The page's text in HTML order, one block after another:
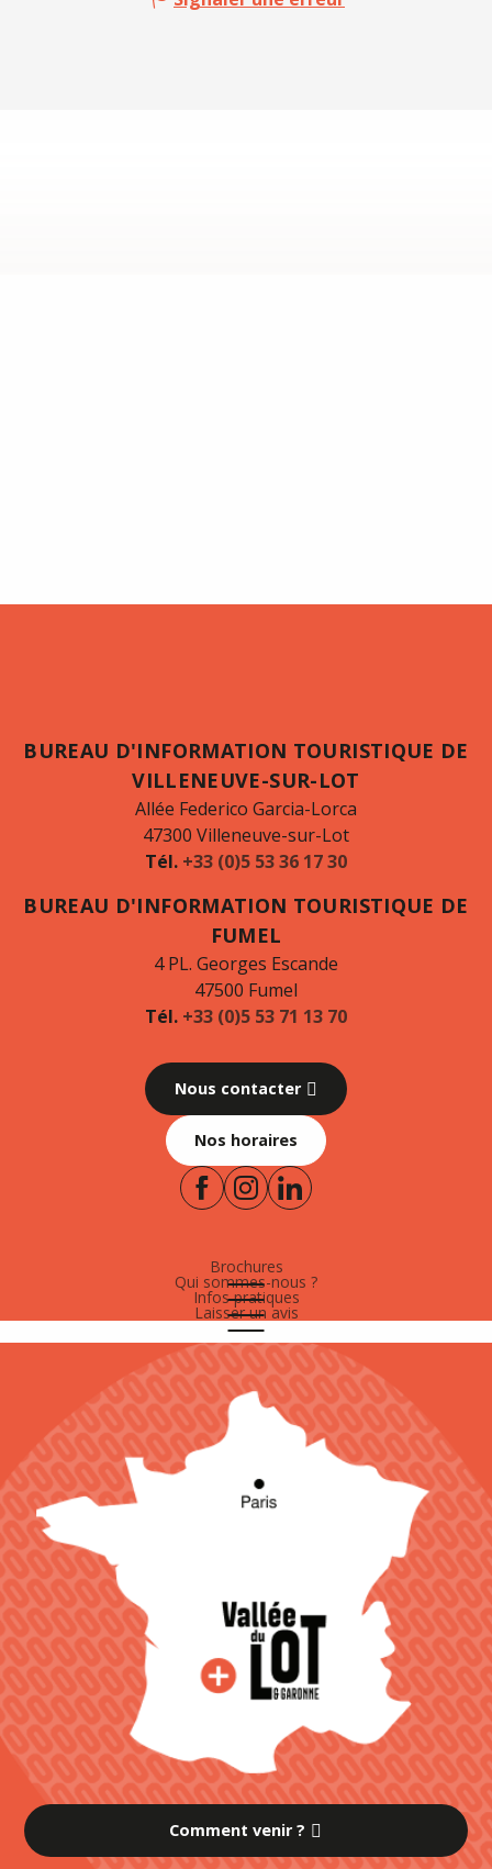
BUREAU D'INFORMATION TOURISTIQUE DE
VILLENEUVE-SUR-LOT
Allée Federico Garcia-Lorca
47300 Villeneuve-sur-Lot
Tél. +33 (0)5 53 36 17 30
BUREAU D'INFORMATION TOURISTIQUE DE
FUMEL
4 PL. Georges Escande
47500 Fumel
Tél. +33 (0)5 53 71 13 70
Nous contacter
Nos horaires
Brochures
Qui sommes-nous ?
Infos pratiques
Laisser un avis
Comment venir ?